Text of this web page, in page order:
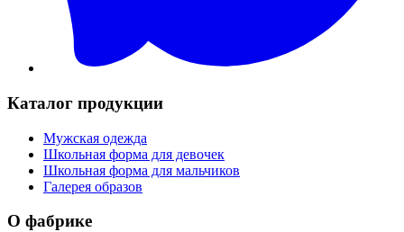
Каталог продукции
Мужская одежда
Школьная форма для девочек
Школьная форма для мальчиков
Галерея образов
О фабрике